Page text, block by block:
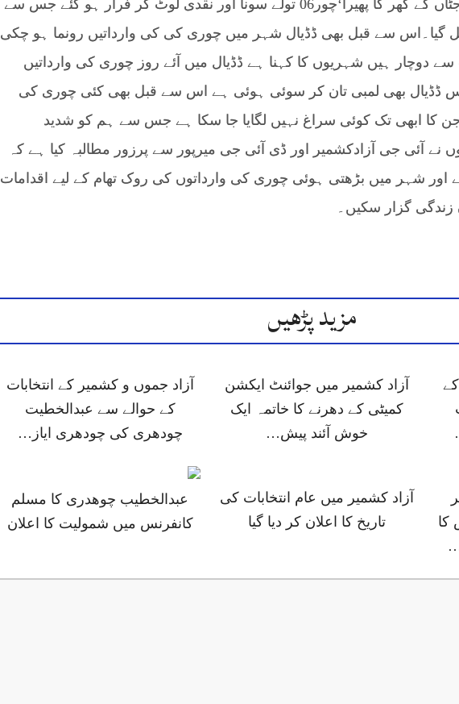
رہائشی خضر اقبال آف آڑہ جٹاں کے گھر کا پھیرا‘چور06 تولے سونا اور نقدی لوٹ کر فرار ہو گئے جس سے
گیا۔اس سے قبل بھی ڈڈیال شہر میں چوری کی کی وارداتیں رونما ہو چکی
دوچار ہیں شہریوں کا کہنا ہے ڈڈیال میں آئے روز چوری کی وارداتیں
ڈڈیال بھی لمبی تان کر سوئی ہوئی ہے اس سے قبل بھی کئی چوری کی
جن کا ابھی تک کوئی سراغ نہیں لگایا جا سکا ہے جس سے ہم کو شدید
نے آئی جی آزادکشمیر اور ڈی آئی جی میرپور سے پرزور مطالبہ کیا ہے کہ
اور شہر میں بڑھتی ہوئی چوری کی وارداتوں کی روک تھام کے لیے اقدامات
زندگی گزار سکیں۔
مزید پڑھیں
کے
آزاد کشمیر میں جوائنٹ ایکشن
کمیٹی کے دھرنے کا خاتمہ ایک
خوش آئند پیش…
آزاد جموں و کشمیر کے انتخابات
کے حوالے سے عبدالخطیت
چودھری کی چودھری ایاز…
کا
آزاد کشمیر میں عام انتخابات کی
تاریخ کا اعلان کر دیا گیا
عبدالخطیب چوھدری کا مسلم
کانفرنس میں شمولیت کا اعلان